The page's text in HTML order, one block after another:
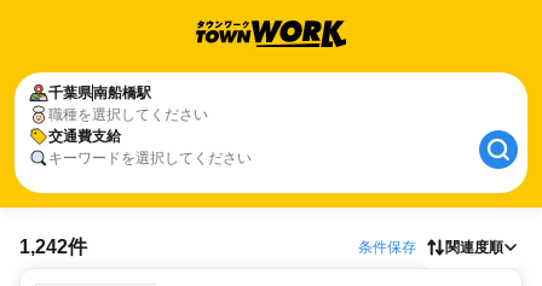
千葉県南船橋駅
職種を選択してください
交通費支給
キーワードを選択してください
1,242件 条件保存 関連度順